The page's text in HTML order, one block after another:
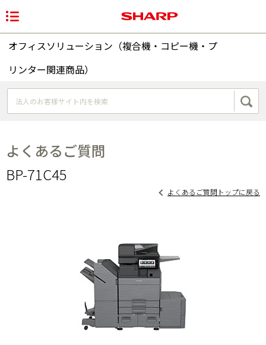
オフィスソリューション（複合機・コピー機・プ
リンター関連商品）
よくあるご質問
BP-71C45
よくあるご質問トップに戻る